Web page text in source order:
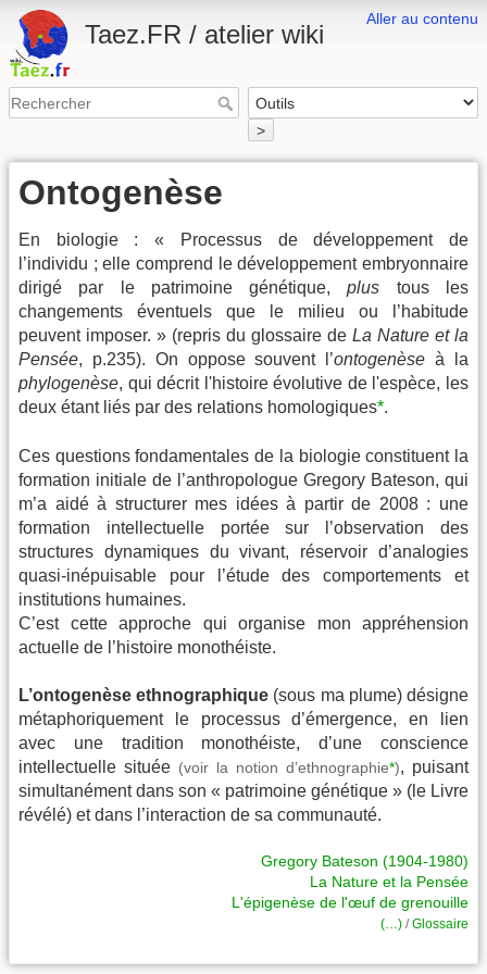
Aller au contenu
Taez.FR / atelier wiki
>
Ontogenèse
En biologie : « Processus de développement de
l’individu ; elle comprend le développement embryonnaire
dirigé par le patrimoine génétique,plus tous les
changements éventuels que le milieu ou l’habitude
peuvent imposer. » (repris du glossaire de La Nature et la
Pensée, p.235). On oppose souvent l’ontogenèse à la
phylogenèse, qui décrit l'histoire évolutive de l'espèce, les
deux étant liés par des relations homologiques*.
Ces questions fondamentales de la biologie constituent la
formation initiale de l’anthropologue Gregory Bateson, qui
m’a aidé à structurer mes idées à partir de 2008 : une
formation intellectuelle portée sur l’observation des
structures dynamiques du vivant, réservoir d’analogies
quasi-inépuisable pour l’étude des comportements et
institutions humaines.
C’est cette approche qui organise mon appréhension
actuelle de l’histoire monothéiste.
L’ontogenèse ethnographique (sous ma plume) désigne
métaphoriquement le processus d’émergence, en lien
avec une tradition monothéiste, d’une conscience
intellectuelle située (voir la notion d’ethnographie*), puisant
simultanément dans son « patrimoine génétique » (le Livre
révélé) et dans l’interaction de sa communauté.
Gregory Bateson (1904-1980)
La Nature et la Pensée
L'épigenèse de l'œuf de grenouille
(…) / Glossaire